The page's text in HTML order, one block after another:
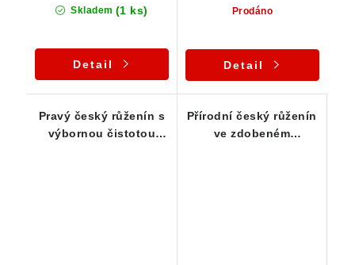
Skladem (1 ks)
Detail
Prodáno
Detail
Pravý český růženín s
výbornou čistotou
Přírodní český růženín
ve zdobeném